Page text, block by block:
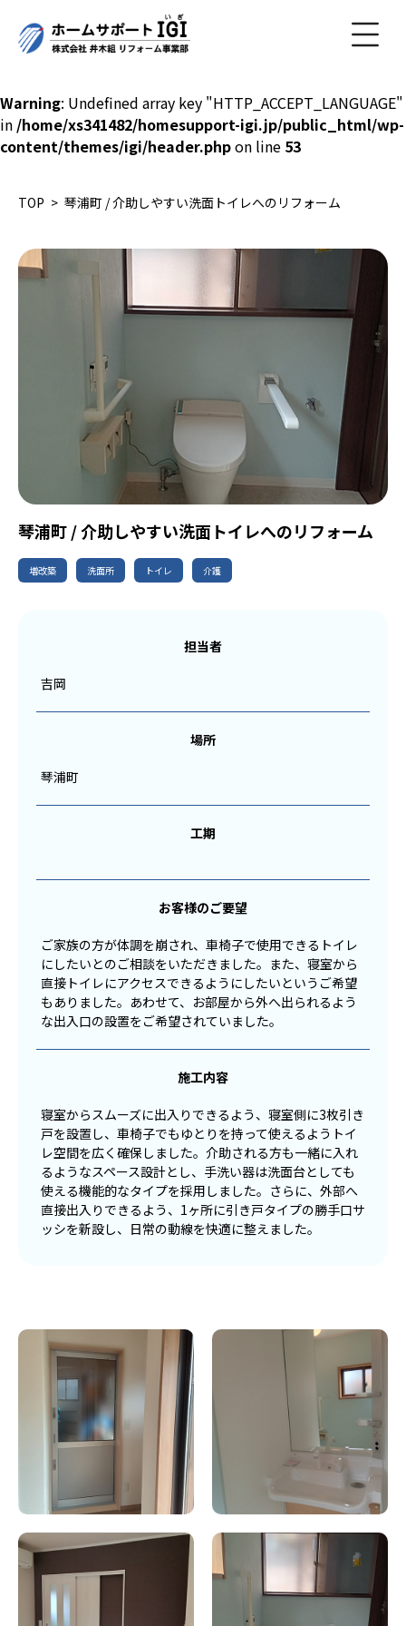
Warning: Undefined array key "HTTP_ACCEPT_LANGUAGE"
in /home/xs341482/homesupport-igi.jp/public_html/wp-
content/themes/igi/header.phpon line 53
TOP 琴浦町 / 介助しやすい洗面トイレへのリフォーム
琴浦町 / 介助しやすい洗面トイレへのリフォーム
増改築 洗面所 トイレ 介護
担当者
吉岡
場所
琴浦町
工期
お客様のご要望
ご家族の方が体調を崩され、車椅子で使用できるトイレ
にしたいとのご相談をいただきました。また、寝室から
直接トイレにアクセスできるようにしたいというご希望
もありました。あわせて、お部屋から外へ出られるよう
な出入口の設置をご希望されていました。
施工内容
寝室からスムーズに出入りできるよう、寝室側に3枚引き
戸を設置し、車椅子でもゆとりを持って使えるようトイ
レ空間を広く確保しました。介助される方も一緒に入れ
るようなスペース設計とし、手洗い器は洗面台としても
使える機能的なタイプを採用しました。さらに、外部へ
直接出入りできるよう、1ヶ所に引き戸タイプの勝手口サ
ッシを新設し、日常の動線を快適に整えました。